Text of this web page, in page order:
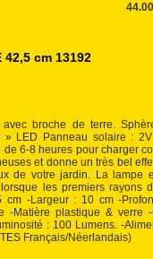
42,5 cm 13192
broche de terre.
» LED Panneau solaire :
6-8 heures pour charger
et donne un très bel
de votre jardin. La lampe
les premiers rayons
cm -Largeur : 10 cm -
Matière plastique & verre
: 100 Lumens. -
Français/Néerlandais)